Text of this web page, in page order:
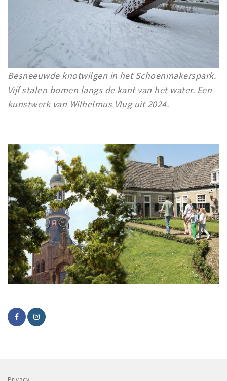
Besneeuwde knotwilgen in het Schoenmakerspark.
Vijf stalen bomen langs de kant van het water. Een
kunstwerk van Wilhelmus Vlug uit 2024.